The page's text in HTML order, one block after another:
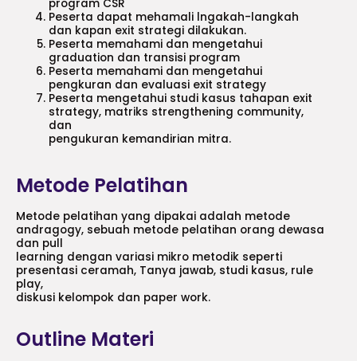
program CSR
Peserta dapat mehamali lngakah-langkah
dan kapan exit strategi dilakukan.
Peserta memahami dan mengetahui
graduation dan transisi program
Peserta memahami dan mengetahui
pengkuran dan evaluasi exit strategy
Peserta mengetahui studi kasus tahapan exit
strategy, matriks strengthening community,
dan
pengukuran kemandirian mitra.
Metode Pelatihan
Metode pelatihan yang dipakai adalah metode
andragogy, sebuah metode pelatihan orang dewasa
dan pull
learning dengan variasi mikro metodik seperti
presentasi ceramah, Tanya jawab, studi kasus, rule
play,
diskusi kelompok dan paper work.
Outline Materi